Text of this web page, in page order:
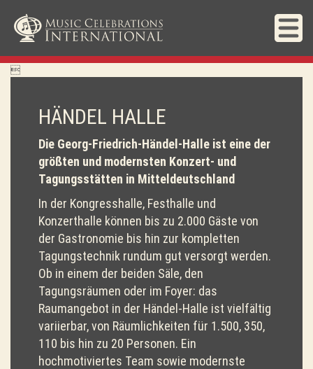

HÄNDEL HALLE
Die Georg-Friedrich-Händel-Halle ist eine der
größten und modernsten Konzert- und
Tagungsstätten in Mitteldeutschland
In der Kongresshalle, Festhalle und
Konzerthalle können bis zu 2.000 Gäste von
der Gastronomie bis hin zur kompletten
Tagungstechnik rundum gut versorgt werden.
Ob in einem der beiden Säle, den
Tagungsräumen oder im Foyer: das
Raumangebot in der Händel-Halle ist vielfältig
variierbar, von Räumlichkeiten für 1.500, 350,
110 bis hin zu 20 Personen. Ein
hochmotiviertes Team sowie modernste